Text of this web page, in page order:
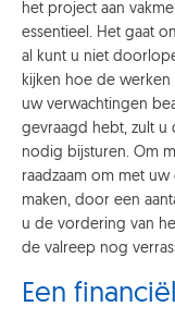
het project aan
essentieel. Het gaat
al kunt u niet
kijken hoe de
uw verwachtingen
gevraagd hebt, zult u
nodig bijsturen. Om
raadzaam om met
maken, door een
u de vordering van
de valreep nog
Een